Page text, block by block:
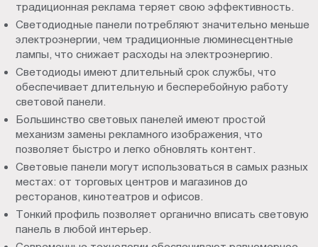
традиционная реклама теряет свою эффективность.
Светодиодные панели потребляют значительно меньше
электроэнергии, чем традиционные люминесцентные
лампы, что снижает расходы на электроэнергию.
Светодиоды имеют длительный срок службы, что
обеспечивает длительную и бесперебойную работу
световой панели.
Большинство световых панелей имеют простой
механизм замены рекламного изображения, что
позволяет быстро и легко обновлять контент.
Световые панели могут использоваться в самых разных
местах: от торговых центров и магазинов до
ресторанов, кинотеатров и офисов.
Тонкий профиль позволяет органично вписать световую
панель в любой интерьер.